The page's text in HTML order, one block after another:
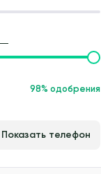
98% одобрения
Показать телефон